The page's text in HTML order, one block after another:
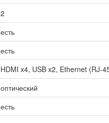
2
есть
есть
HDMI x4, USB x2, Ethernet (RJ-
оптический
есть